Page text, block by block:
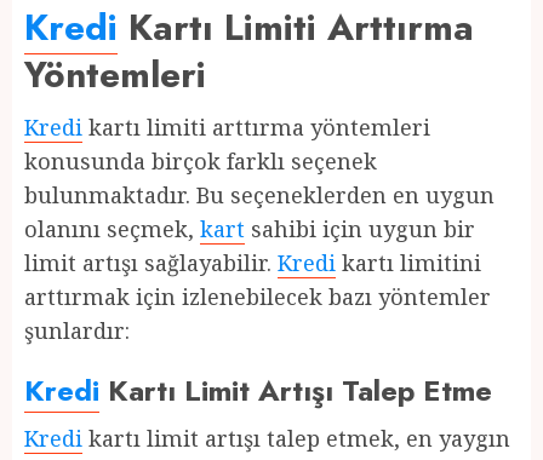
Kredi Kartı Limiti Arttırma
Yöntemleri
Kredi kartı limiti arttırma yöntemleri
konusunda birçok farklı seçenek
bulunmaktadır. Bu seçeneklerden en uygun
olanını seçmek, kart sahibi için uygun bir
limit artışı sağlayabilir. Kredi kartı limitini
arttırmak için izlenebilecek bazı yöntemler
şunlardır:
Kredi Kartı Limit Artışı Talep Etme
Kredi kartı limit artışı talep etmek, en yaygın